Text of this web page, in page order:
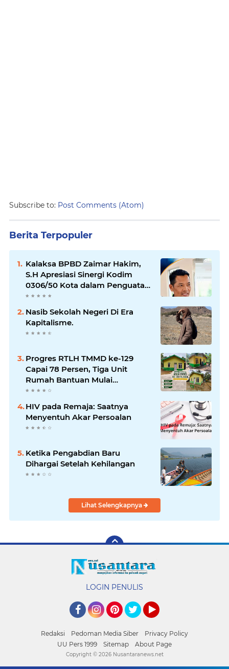
Subscribe to: Post Comments (Atom)
Berita Terpopuler
Kalaksa BPBD Zaimar Hakim,
S.H Apresiasi Sinergi Kodim
0306/50 Kota dalam Penguatan
Mitigasi dan Penanganan
Bencana
Nasib Sekolah Negeri Di Era
Kapitalisme.
Progres RTLH TMMD ke-129
Capai 78 Persen, Tiga Unit
Rumah Bantuan Mulai
Rampung
HIV pada Remaja: Saatnya
Menyentuh Akar Persoalan
Ketika Pengabdian Baru
Dihargai Setelah Kehilangan
Lihat Selengkapnya
LOGIN PENULIS
Redaksi Pedoman Media Siber
Privacy Policy
UU Pers 1999
Sitemap About Page
Copyright © 2026 Nusantaranews.net